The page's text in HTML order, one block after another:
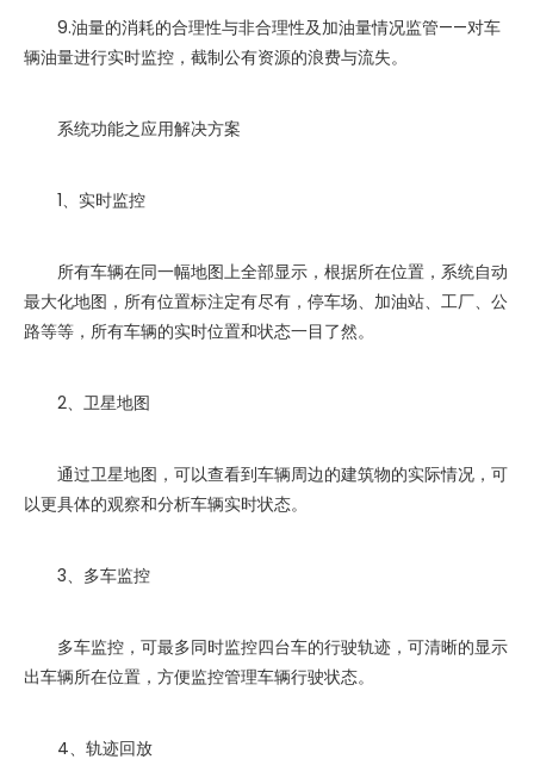
9.油量的消耗的合理性与非合理性及加油量情况监管——对车
辆油量进行实时监控，截制公有资源的浪费与流失。
系统功能之应用解决方案
1、实时监控
所有车辆在同一幅地图上全部显示，根据所在位置，系统自动
最大化地图，所有位置标注定有尽有，停车场、加油站、工厂、公
路等等，所有车辆的实时位置和状态一目了然。
2、卫星地图
通过卫星地图，可以查看到车辆周边的建筑物的实际情况，可
以更具体的观察和分析车辆实时状态。
3、多车监控
多车监控，可最多同时监控四台车的行驶轨迹，可清晰的显示
出车辆所在位置，方便监控管理车辆行驶状态。
4、轨迹回放